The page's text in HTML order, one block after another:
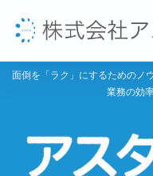
面倒を「ラク」にするためのノ
業務の効